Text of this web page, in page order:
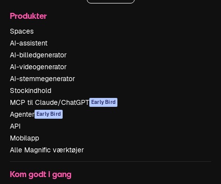
Produkter
Spaces
AI-assistent
AI-billedgenerator
AI-videogenerator
AI-stemmegenerator
Stockindhold
MCP til Claude/ChatGPT Early Bird
Agenter Early Bird
API
Mobilapp
Alle Magnific værktøjer
Kom godt i gang